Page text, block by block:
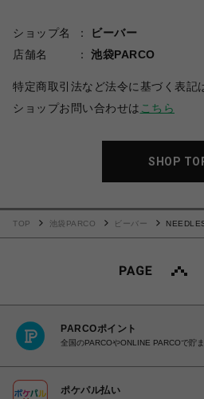
ショップ名
ビーバー
店舗名
池袋PARCO
特定商取引法など法令に基づく表記
ショップお問い合わせは こちら
SHOP
TOP 池袋PARCO ビーバー
PARCOポイント
全国のPARCOやONLINE PARCOで貯
ポケパル払い